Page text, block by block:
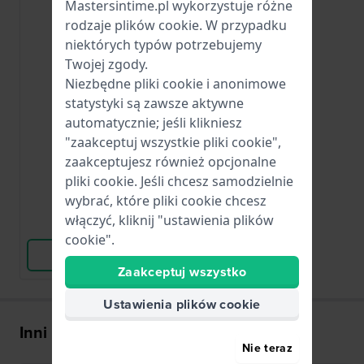
Renata
R337
337 / SR416SW
23,00 zł
● Dostępny
Porównaj
Wyświetl produkt
Inni kupili także
Mastersintime.pl wykorzystuje różne
rodzaje plików cookie. W przypadku
niektórych typów potrzebujemy
Twojej zgody.
Niezbędne pliki cookie i anonimowe
statystyki są zawsze aktywne
automatycznie; jeśli klikniesz
"zaakceptuj wszystkie pliki cookie",
zaakceptujesz również opcjonalne
pliki cookie. Jeśli chcesz samodzielnie
wybrać, które pliki cookie chcesz
włączyć, kliknij "ustawienia plików
cookie".
Zaakceptuj wszystko
Ustawienia plików cookie
Nie teraz